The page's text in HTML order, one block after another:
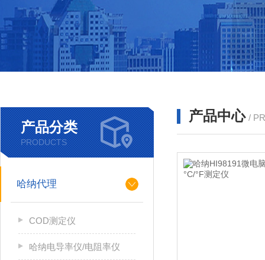
产品分类
PRODUCTS
哈纳代理
COD测定仪
哈纳电导率仪/电阻率仪
产品中心 /